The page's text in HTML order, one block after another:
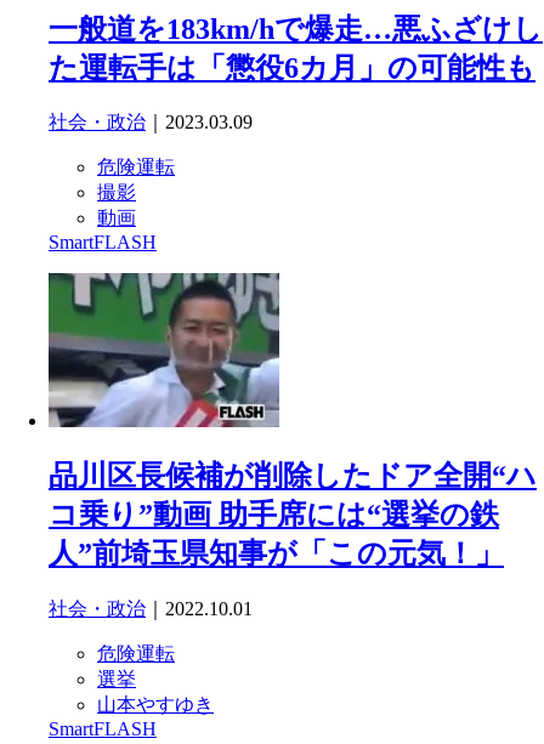
一般道を183km/hで爆走…悪ふざけし
た運転手は「懲役6カ月」の可能性も
社会・政治 ｜2023.03.09
危険運転
撮影
動画
SmartFLASH
品川区長候補が削除したドア全開“ハ
コ乗り”動画 助手席には“選挙の鉄
人”前埼玉県知事が「この元気！」
社会・政治 ｜2022.10.01
危険運転
選挙
山本やすゆき
SmartFLASH